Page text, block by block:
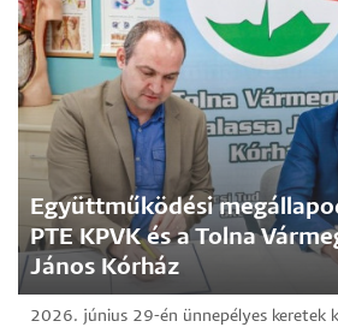
Együttműködési
PTE KPVK és a Tolna
János Kórház
2026. június 29-én ünnepélyes keretek